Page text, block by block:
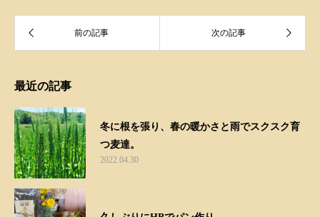
最近の記事
冬に根を張り、春の暖かさと雨でスクスク育
つ麦達。
2022.04.30